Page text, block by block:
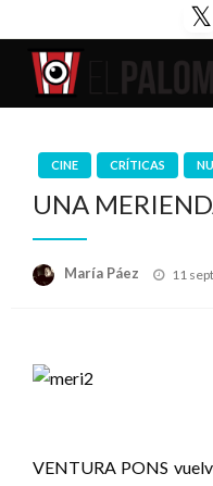
al
contenido
Tu espacio de la
CINE CRÍTICAS
UNA
María Páez 11
VENTURA PONS